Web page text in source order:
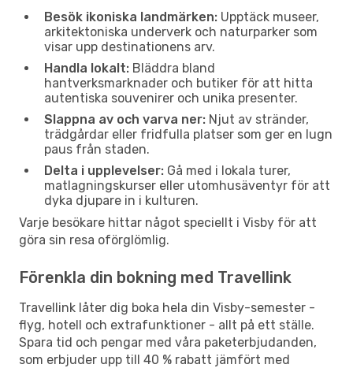
Besök ikoniska landmärken: Upptäck museer,
arkitektoniska underverk och naturparker som
visar upp destinationens arv.
Handla lokalt: Bläddra bland
hantverksmarknader och butiker för att hitta
autentiska souvenirer och unika presenter.
Slappna av och varva ner: Njut av stränder,
trädgårdar eller fridfulla platser som ger en lugn
paus från staden.
Delta i upplevelser: Gå med i lokala turer,
matlagningskurser eller utomhusäventyr för att
dyka djupare in i kulturen.
Varje besökare hittar något speciellt i Visby för att
göra sin resa oförglömlig.
Förenkla din bokning med Travellink
Travellink låter dig boka hela din Visby-semester -
flyg, hotell och extrafunktioner - allt på ett ställe.
Spara tid och pengar med våra paketerbjudanden,
som erbjuder upp till 40 % rabatt jämfört med